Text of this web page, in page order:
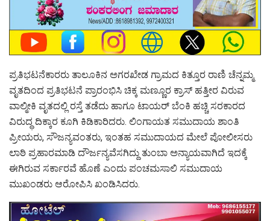
ಪ್ರತಿಭಟನೆಕಾರರು ತಾಲೂಕಿನ ಅಗರಖೇಡ ಗ್ರಾಮದ ಕಿತ್ತೂರ ರಾಣಿ ಚೆನ್ನಮ್ಮ
ವೃತದಿಂದ ಪ್ರತಿಭಟನೆ ಪ್ರಾರಂಭಿಸಿ ಚಿಕ್ಕ ಮಣ್ಣೂರ ಕ್ರಾಸ್ ಹತ್ತೀರ ವಿರುವ
ವಾಲ್ಮೀಕಿ ವೃತದಲ್ಲಿ ರಸ್ತೆ ತಡೆದು ಹಾಗೂ ಟಾಯರ್ ಬೆಂಕಿ ಹಚ್ಚಿ ಸರಕಾರದ
ವಿರುದ್ಧ ದಿಕ್ಕಾರ ಕೂಗಿ ಕಿಡಿಕಾರಿದರು. ಲಿಂಗಾಯತ ಸಮುದಾಯ ಶಾಂತಿ
ಪ್ರೀಯರು, ಸೌಜನ್ಯವಂತರು, ಇಂತಹ ಸಮುದಾಯದ ಮೇಲೆ ಪೋಲೀಸರು
ಲಾಠಿ ಪ್ರಹಾರಮಾಡಿ ದೌರ್ಜನ್ಯವೆಸಗಿದ್ದು ತುಂಬಾ ಅನ್ಯಾಯವಾಗಿದೆ ಇದಕ್ಕೆ
ಈಗಿರುವ ಸರ್ಕಾರವೆ ಹೊಣೆ ಎಂದು ಪಂಚಮಸಾಲಿ ಸಮುದಾಯ
ಮುಖಂಡರು ಆರೋಪಿಸಿ ಖಂಡಿಸಿದರು.